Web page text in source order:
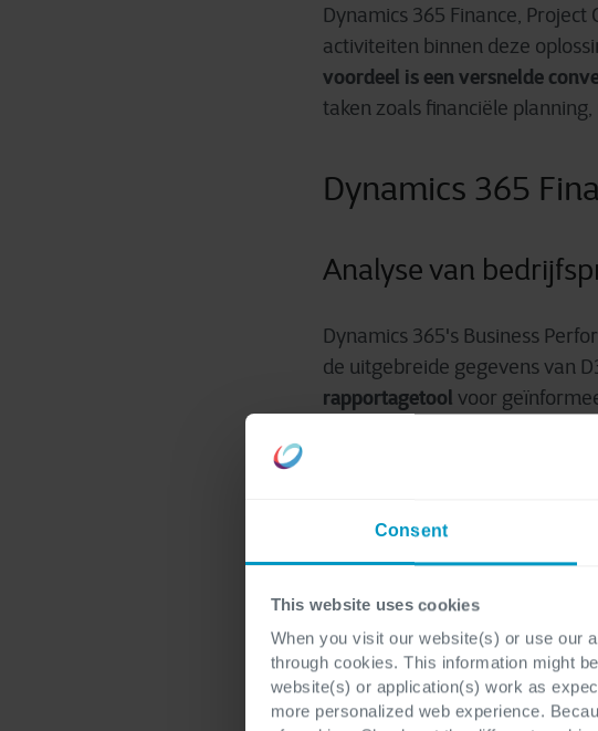
Consent
This website uses cookies
When you visit our website(s) or use our
through cookies. This information might
website(s) or application(s) work as
more personalized web experience.
Dynamics 365 Finance,
activiteiten binnen deze
voordeel is een versnelde
taken zoals financiële
Dynamics 365
Analyse van
Dynamics 365's Business
de uitgebreide gegevens van
rapportagetool voor
Door zowel financiële als
documenten uit verschillende
Deze gestroomlijnde aanpak
Excel en Power BI
genereren zonder dat hulp